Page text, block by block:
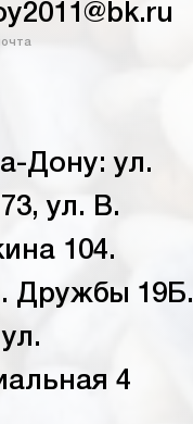
Дону: ул.
ул. В.
104.
Дружбы 19Б.
4